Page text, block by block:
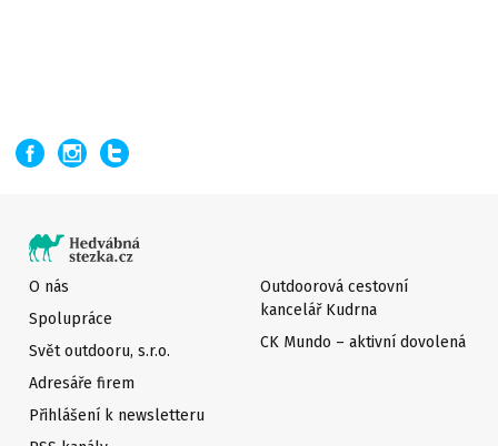
O nás
Spolupráce
Svět outdooru, s.r.o.
Adresáře firem
Přihlášení k newsletteru
Outdoorová cestovní
kancelář Kudrna
CK Mundo – aktivní dovolená